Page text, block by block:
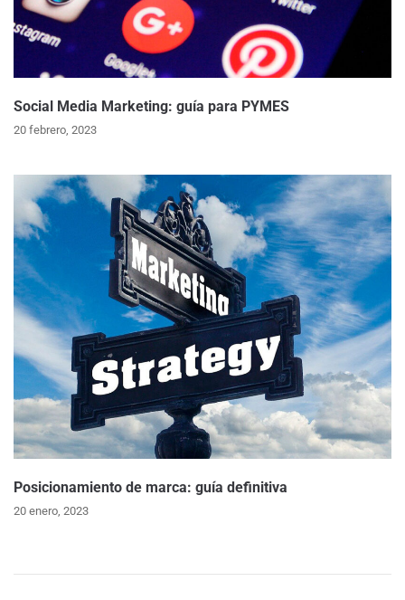
Social Media Marketing: guía para PYMES
20 febrero, 2023
Posicionamiento de marca: guía definitiva
20 enero, 2023